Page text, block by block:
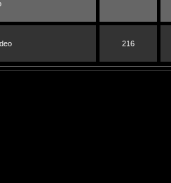
216